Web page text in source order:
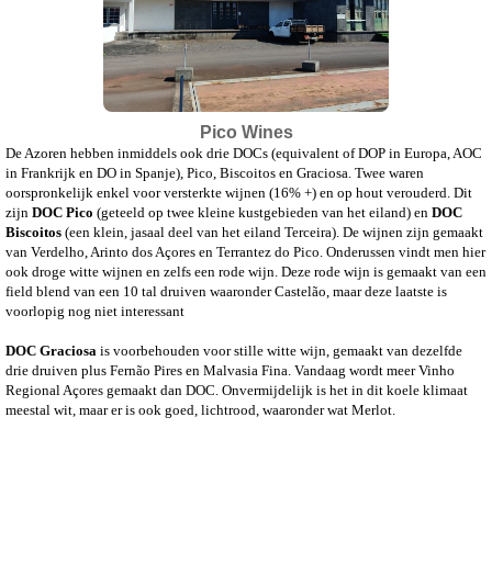
Pico Wines
De Azoren hebben inmiddels ook drie DOCs (equivalent of DOP in Europa, AOC
in Frankrijk en DO in Spanje), Pico, Biscoitos en Graciosa. Twee waren
oorspronkelijk enkel voor versterkte wijnen (16% +) en op hout verouderd. Dit
zijn DOC Pico (geteeld op twee kleine kustgebieden van het eiland) en DOC
Biscoitos (een klein, jasaal deel van het eiland Terceira). De wijnen zijn gemaakt
van Verdelho, Arinto dos Açores en Terrantez do Pico. Onderussen vindt men hier
ook droge witte wijnen en zelfs een rode wijn. Deze rode wijn is gemaakt van een
field blend van een 10 tal druiven waaronder Castelão, maar deze laatste is
voorlopig nog niet interessant
DOC Graciosa is voorbehouden voor stille witte wijn, gemaakt van dezelfde
drie druiven plus Fernão Pires en Malvasia Fina. Vandaag wordt meer Vinho
Regional Açores gemaakt dan DOC. Onvermijdelijk is het in dit koele klimaat
meestal wit, maar er is ook goed, lichtrood, waaronder wat Merlot.